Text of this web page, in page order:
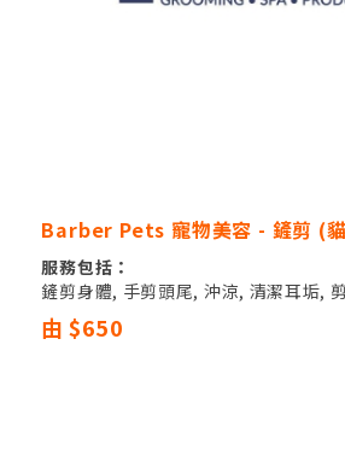
Barber Pets 寵物美容 - 鏟剪 (
服務包括：
鏟剪身體, 手剪頭尾, 沖涼, 清潔耳垢,
剪PAT PAT毛, 修剪遮蓋眼睛毛, 清潔肛
由 $650